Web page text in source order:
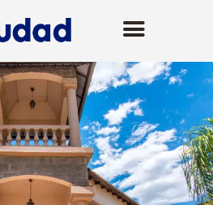
herramientas